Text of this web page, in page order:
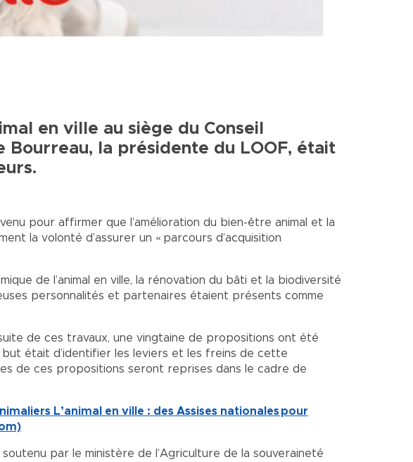
en ville au siège du Conseil
Bourreau, la présidente du LOOF, était
pour affirmer que l’amélioration du bien-être animal et la
la volonté d’assurer un « parcours d’acquisition
de l’animal en ville, la rénovation du bâti et la biodiversité
personnalités et partenaires étaient présents comme
de ces travaux, une vingtaine de propositions ont été
but était d’identifier les leviers et les freins de cette
de ces propositions seront reprises dans le cadre de
L’animal en ville : des Assises nationales pour
par le ministère de l’Agriculture de la souveraineté